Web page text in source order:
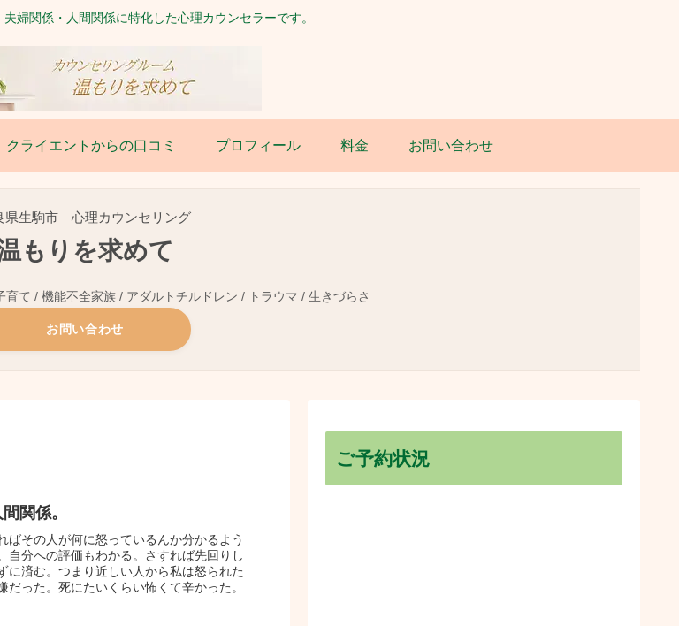
婦関係・人間関係に特化した心理カウンセラーです。
クライエントからの口コミ プロフィール 料金 お問い合わせ
県生駒市｜心理カウンセリング
もりを求めて
て / 機能不全家族 / アダルトチルドレン / トラウマ / 生きづらさ
お問い合わせ
関係。
ばその人が何に怒っているんか分かるよう
自分への評価もわかる。さすれば先回りし
に済む。つまり近しい人から私は怒られた
だった。死にたいくらい怖くて辛かった。
ご予約状況